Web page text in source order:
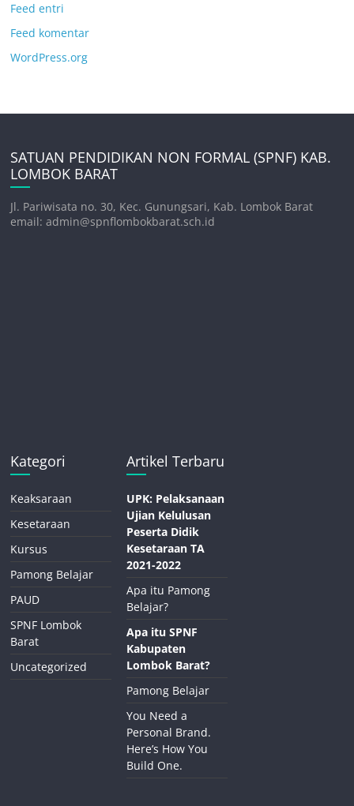
Feed entri
Feed komentar
WordPress.org
SATUAN PENDIDIKAN NON FORMAL (SPNF) KAB.
LOMBOK BARAT
Jl. Pariwisata no. 30, Kec. Gunungsari, Kab. Lombok Barat
email: admin@spnflombokbarat.sch.id
Kategori
Keaksaraan
Kesetaraan
Kursus
Pamong Belajar
PAUD
SPNF Lombok
Barat
Uncategorized
Artikel Terbaru
UPK: Pelaksanaan
Ujian Kelulusan
Peserta Didik
Kesetaraan TA
2021-2022
Apa itu Pamong
Belajar?
Apa itu SPNF
Kabupaten
Lombok Barat?
Pamong Belajar
You Need a
Personal Brand.
Here’s How You
Build One.